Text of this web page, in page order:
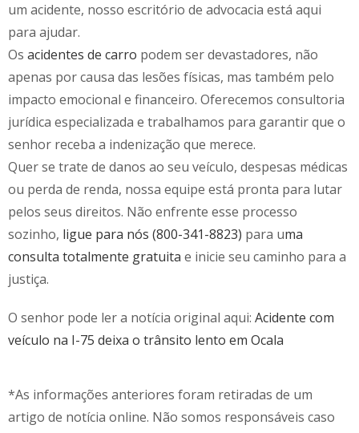
um acidente, nosso escritório de advocacia está aqui
para ajudar.
Os acidentes de carro podem ser devastadores, não
apenas por causa das lesões físicas, mas também pelo
impacto emocional e financeiro. Oferecemos consultoria
jurídica especializada e trabalhamos para garantir que o
senhor receba a indenização que merece.
Quer se trate de danos ao seu veículo, despesas médicas
ou perda de renda, nossa equipe está pronta para lutar
pelos seus direitos. Não enfrente esse processo
sozinho, ligue para nós (800-341-8823) para uma
consulta totalmente gratuita e inicie seu caminho para a
justiça.
O senhor pode ler a notícia original aqui: Acidente com
veículo na I-75 deixa o trânsito lento em Ocala
*As informações anteriores foram retiradas de um
artigo de notícia online. Não somos responsáveis caso